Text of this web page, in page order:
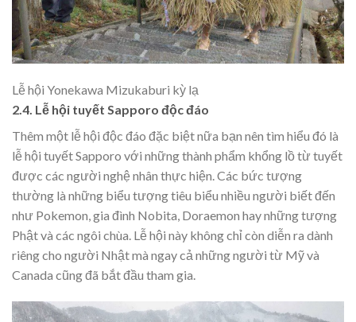
Lễ hội Yonekawa Mizukaburi kỳ lạ
2.4. Lễ hội tuyết Sapporo độc đáo
Thêm một lễ hội độc đáo đặc biệt nữa bạn nên tìm hiểu đó là
lễ hội tuyết Sapporo với những thành phẩm khổng lồ từ tuyết
được các người nghệ nhân thực hiện. Các bức tượng
thường là những biểu tượng tiêu biểu nhiều người biết đến
như Pokemon, gia đình Nobita, Doraemon hay những tượng
Phật và các ngôi chùa. Lễ hội này không chỉ còn diễn ra dành
riêng cho người Nhật mà ngay cả những người từ Mỹ và
Canada cũng đã bắt đầu tham gia.